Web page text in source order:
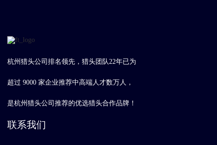
杭州猎头公司排名领先，猎头团队22年已为
超过 9000 家企业推荐中高端人才数万人，
是杭州猎头公司推荐的优选猎头合作品牌！
联系我们